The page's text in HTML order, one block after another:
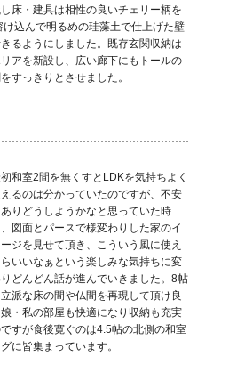
床・建具は相性の良いチェリー柄を
込んで明るめの珪藻土で仕上げた壁
るようにしました。既存玄関収納は
アを新設し、広い廊下にもトールの
すっきりとさせました。
和室2間を無くすとLDKを気持ちよく
るのは分かっていたのですが、不安
ありどうしようかなと思っていた時
図面とパースで様変わりした家のイ
ージを見せて頂き、こういう風に使え
いいなぁという楽しみな気持ちに変
どんどん話が進んでいきました。8帖
派な床の間や仏間を再現して頂け良
・私の部屋も快適になり収納も充実
すが食後寛ぐのは4.5帖の北側の和室
に皆集まっています。